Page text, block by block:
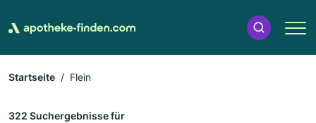
Startseite Flein
322 Suchergebnisse für